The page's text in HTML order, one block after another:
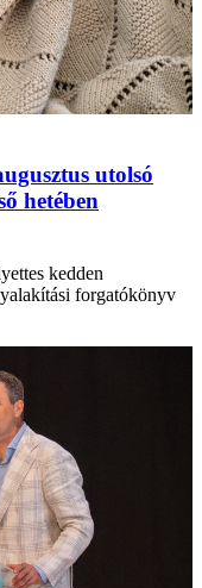
utolsó
hetében
kedden
forgatókönyv